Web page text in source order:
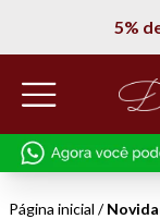
5%
Página inicial /